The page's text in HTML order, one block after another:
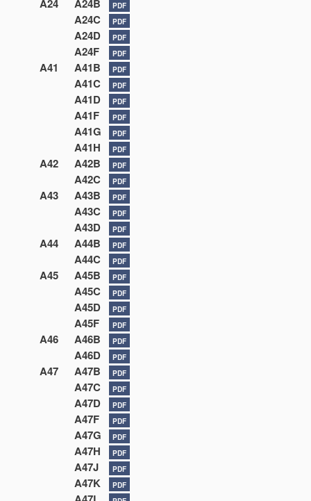
A24 A24B PDF
A24C PDF
A24D PDF
A24F PDF
A41 A41B PDF
A41C PDF
A41D PDF
A41F PDF
A41G PDF
A41H PDF
A42 A42B PDF
A42C PDF
A43 A43B PDF
A43C PDF
A43D PDF
A44 A44B PDF
A44C PDF
A45 A45B PDF
A45C PDF
A45D PDF
A45F PDF
A46 A46B PDF
A46D PDF
A47 A47B PDF
A47C PDF
A47D PDF
A47F PDF
A47G PDF
A47H PDF
A47J PDF
A47K PDF